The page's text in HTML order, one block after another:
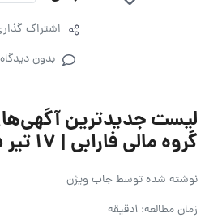
اشتراک
بدون دیدگاه
لیست جدیدترین
گروه مالی فارابی | ۱۷ تیر ۱۴۰۵
نوشته شده توسطجاب ویژن
زمان مطالعه: 1دقیقه